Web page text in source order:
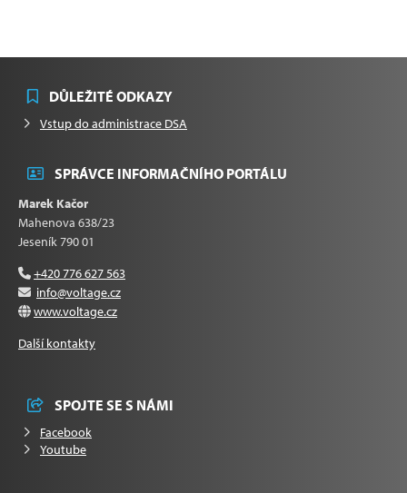
DŮLEŽITÉ ODKAZY
Vstup do administrace DSA
SPRÁVCE INFORMAČNÍHO PORTÁLU
Marek Kačor
Mahenova 638/23
Jeseník 790 01
+420 776 627 563
info@voltage.cz
www.voltage.cz
Další kontakty
SPOJTE SE S NÁMI
Facebook
Youtube